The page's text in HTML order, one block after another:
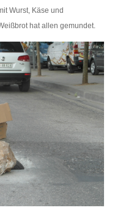
Wurst, Käse und
hat allen gemundet.